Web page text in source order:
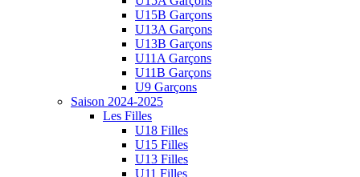
U15B Garçons
U13A Garçons
U13B Garçons
U11A Garçons
U11B Garçons
U9 Garçons
Saison 2024-2025
Les Filles
U18 Filles
U15 Filles
U13 Filles
U11 Filles